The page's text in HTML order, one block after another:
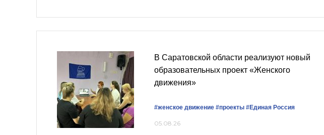
В Саратовской области реализуют новый
образовательных проект «Женского
движения»
#женское движение #проекты #Единая Россия
05.08.26